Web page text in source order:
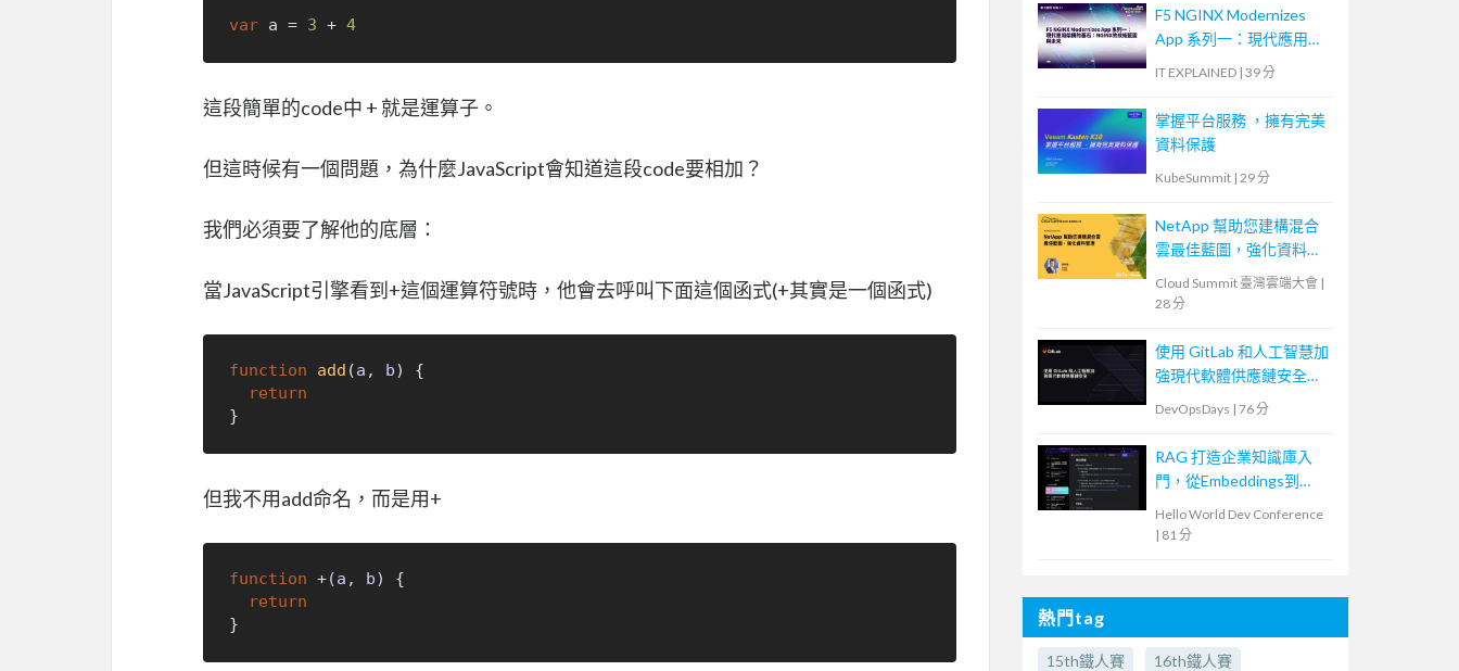
var a = 3 + 4
這段簡單的code中 + 就是運算子。
但這時候有一個問題，為什麼JavaScript會知道這段code要相加？
我們必須要了解他的底層：
當JavaScript引擎看到+這個運算符號時，他會去呼叫下面這個函式(+其實是一個函式)
function add (a, b) {
return
但我不用add命名，而是用+
function +(a, b)
{
return
F5 NGINX Modernizes
App 系列一：現代應用架
構的基石：NGINX的技術
IT EXPLAINED | 39 分
掌握平台服務 ，擁有完美
資料保護
KubeSummit | 29 分
NetApp 幫助您建構混合
雲最佳藍圖，強化資料管
Cloud Summit 臺灣雲端大會 |
28 分
使用 GitLab 和人工智慧加
強現代軟體供應鏈安全
Securing the Modern
with GitLab and AI
DevOpsDays | 76 分
RAG 打造企業知識庫入
門，從Embeddings到
Hello World Dev Conference
| 81 分
熱門tag
15th鐵人賽 16th鐵人賽